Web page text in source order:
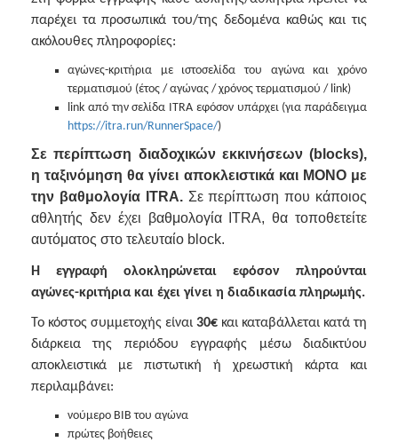
παρέχει τα προσωπικά του/της δεδομένα καθώς και τις
ακόλουθες πληροφορίες:
αγώνες-κριτήρια με ιστοσελίδα του αγώνα και χρόνο
τερματισμού (έτος / αγώνας / χρόνος τερματισμού / link)
link από την σελίδα ITRA εφόσον υπάρχει (για παράδειγμα
https://itra.run/RunnerSpace/)
Σε περίπτωση διαδοχικών εκκινήσεων (blocks),
η ταξινόμηση θα γίνει αποκλειστικά και ΜΟΝΟ με
την βαθμολογία ITRA.Σε περίπτωση που κάποιος
αθλητής δεν έχει βαθμολογία ITRA, θα τοποθετείτε
αυτόματος στο τελευταίο block.
Η εγγραφή ολοκληρώνεται εφόσον πληρούνται
αγώνες-κριτήρια και έχει γίνει η διαδικασία πληρωμής.
Το κόστος συμμετοχής είναι 30€ και καταβάλλεται κατά τη
διάρκεια της περιόδου εγγραφής μέσω διαδικτύου
αποκλειστικά με πιστωτική ή χρεωστική κάρτα και
περιλαμβάνει:
νούμερο BIB του αγώνα
πρώτες βοήθειες